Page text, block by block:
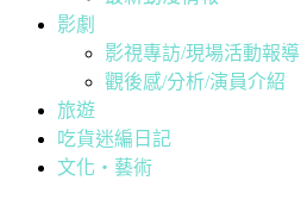
影劇
影視專訪/現場活動報導
觀後感/分析/演員介紹
旅遊
吃貨迷編日記
文化・藝術